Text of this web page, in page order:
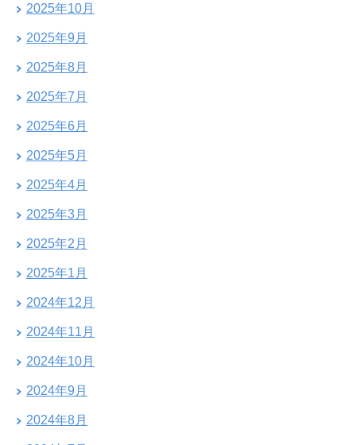
2025年10月
2025年9月
2025年8月
2025年7月
2025年6月
2025年5月
2025年4月
2025年3月
2025年2月
2025年1月
2024年12月
2024年11月
2024年10月
2024年9月
2024年8月